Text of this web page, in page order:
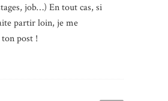
job…) En tout cas, si
partir loin, je me
post !